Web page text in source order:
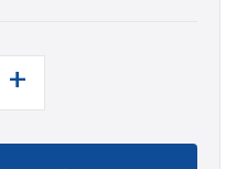
+